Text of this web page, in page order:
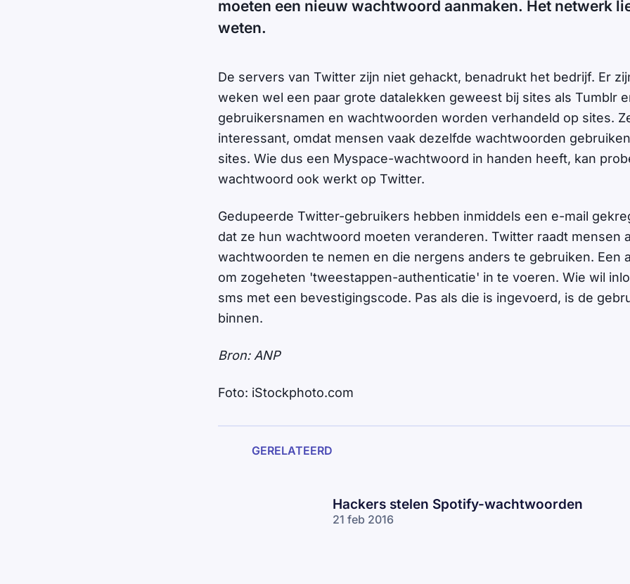
moeten een nieuw wachtwoord aanmaken. Het netwerk
weten.
De servers van Twitter zijn niet gehackt, benadrukt het bedrijf. Er
weken wel een paar grote datalekken geweest bij sites als Tumblr
gebruikersnamen en wachtwoorden worden verhandeld op sites.
interessant, omdat mensen vaak dezelfde wachtwoorden
sites. Wie dus een Myspace-wachtwoord in handen heeft, kan
wachtwoord ook werkt op Twitter.
Gedupeerde Twitter-gebruikers hebben inmiddels een e-mail
dat ze hun wachtwoord moeten veranderen. Twitter raadt mensen
wachtwoorden te nemen en die nergens anders te gebruiken. Een
om zogeheten 'tweestappen-authenticatie' in te voeren. Wie wil
sms met een bevestigingscode. Pas als die is ingevoerd, is de
binnen.
Bron: ANP
Foto: iStockphoto.com
GERELATEERD
Hackers stelen Spotify-wachtwoorden
21 feb 2016